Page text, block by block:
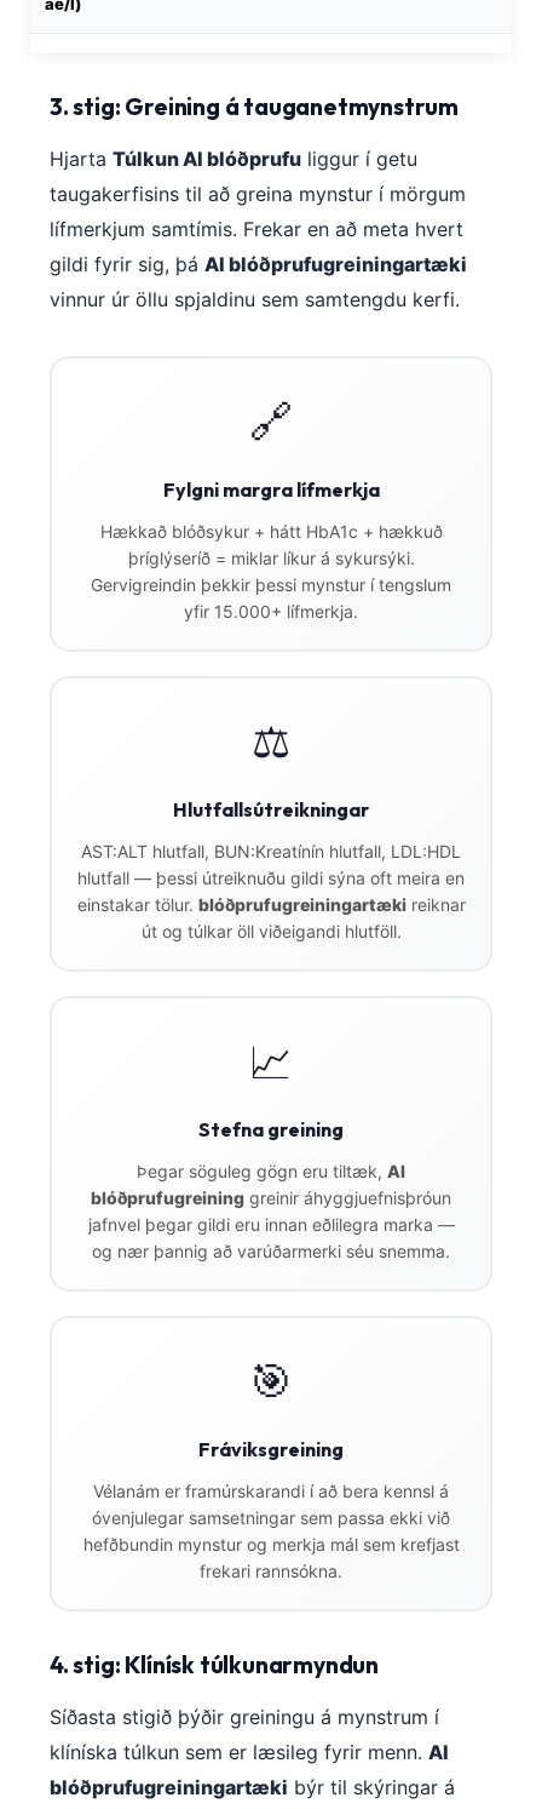
3. stig: Greining á tauganetmynstrum
Hjarta Túlkun AI blóðprufu liggur í getu
taugakerfisins til að greina mynstur í mörgum
lífmerkjum samtímis. Frekar en að meta hvert
gildi fyrir sig, þá AI blóðprufugreiningartæki
vinnur úr öllu spjaldinu sem samtengdu kerfi.
🔗
Fylgni margra lífmerkja
Hækkað blóðsykur + hátt HbA1c + hækkuð
þríglýseríð = miklar líkur á sykursýki.
Gervigreindin þekkir þessi mynstur í tengslum
yfir 15.000+ lífmerkja.
⚖️
Hlutfallsútreikningar
AST:ALT hlutfall, BUN:Kreatínín hlutfall, LDL:HDL
hlutfall — þessi útreiknuðu gildi sýna oft meira en
einstakar tölur. blóðprufugreiningartækireiknar
út og túlkar öll viðeigandi hlutföll.
📈
Stefna greining
Þegar söguleg gögn eru tiltæk, AI
blóðprufugreining greinir áhyggjuefnisþróun
jafnvel þegar gildi eru innan eðlilegra marka —
og nær þannig að varúðarmerki séu snemma.
🎯
Fráviksgreining
Vélanám er framúrskarandi í að bera kennsl á
óvenjulegar samsetningar sem passa ekki við
hefðbundin mynstur og merkja mál sem krefjast
frekari rannsókna.
4. stig: Klínísk túlkunarmyndun
Síðasta stigið þýðir greiningu á mynstrum í
klíníska túlkun sem er læsileg fyrir menn. AI
blóðprufugreiningartæki býr til skýringar á